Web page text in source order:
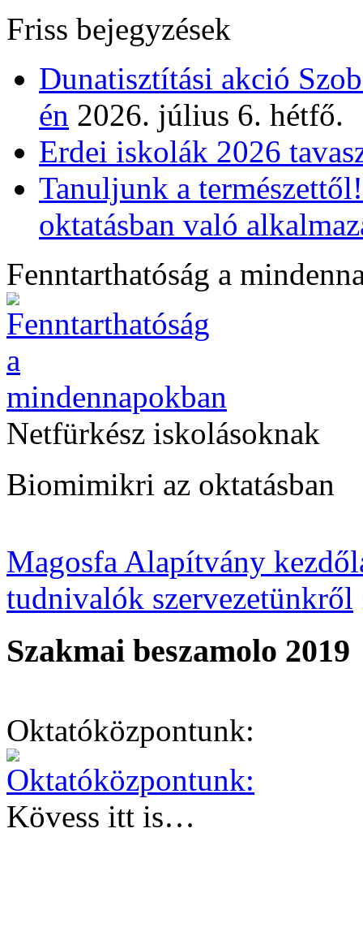
Friss bejegyzések
Dunatisztítási akció
én 2026. július 6. hétfő.
Erdei iskolák 2026
Tanuljunk a
oktatásban való
Fenntarthatóság a
Netfürkész iskolásoknak
Biomimikri az oktatásban
Magosfa Alapítvány
tudnivalók szervezetünkről
Szakmai beszamolo 2019
Oktatóközpontunk:
Kövess itt is…